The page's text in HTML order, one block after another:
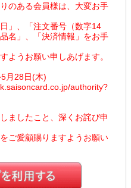
のある会員様は、大変お手
」、「注文番号（数字14
名」、「決済情報」をお手
ようお願い申しあげます。
月28日(木)
authority?
ましたこと、深くお詫び申
ご愛顧賜りますようお願い